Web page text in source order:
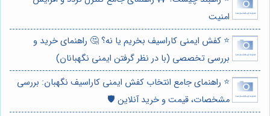
امنیت
⭐️ کفش ایمنی کاراسیف بخریم یا نه؟ 🤔 راهنمای خرید و
بررسی تخصصی (با در نظر گرفتن ایمنی نگهبانان)
⭐️ راهنمای جامع انتخاب کفش ایمنی کاراسیف نگهبان: بررسی
مشخصات، قیمت و خرید آنلاین 🛡️